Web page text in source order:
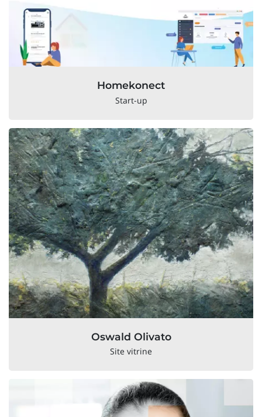
Homekonect
Start-up
Oswald Olivato
Site vitrine